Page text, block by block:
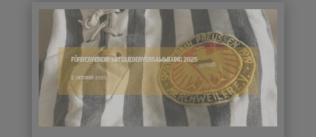
FÖRDERVEREIN: MITGLIEDERVERSAMMLUNG 2025
2. OKTOBER 2025